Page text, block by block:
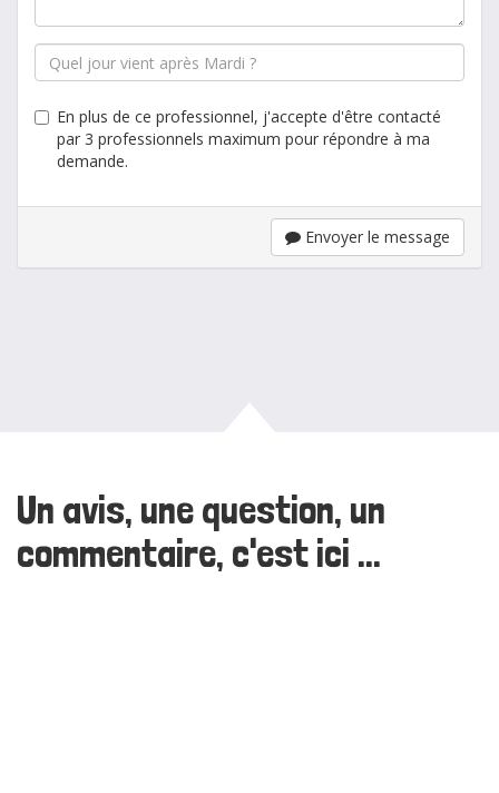
En plus de ce professionnel, j'accepte d'être contacté
par 3 professionnels maximum pour répondre à ma
demande.
Envoyer le message
Un avis, une question, un
commentaire, c'est ici ...